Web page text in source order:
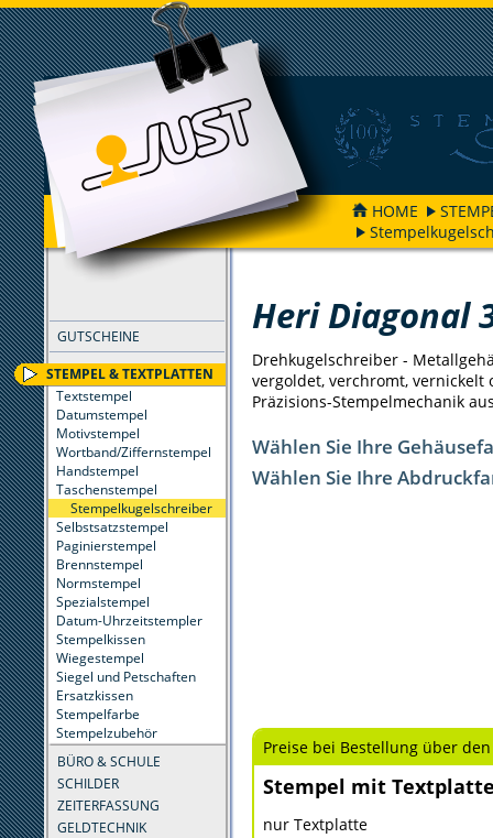
HOME
GUTSCHEINE
STEMPEL & TEXTPLATTEN
Textstempel
Datumstempel
Motivstempel
Wortband/Ziffernstempel
Handstempel
Taschenstempel
Stempelkugelschreiber
Selbstsatzstempel
Paginierstempel
Brennstempel
Normstempel
Spezialstempel
Datum-Uhrzeitstempler
Stempelkissen
Wiegestempel
Siegel und Petschaften
Ersatzkissen
Stempelfarbe
Stempelzubehör
BÜRO & SCHULE
SCHILDER
ZEITERFASSUNG
GELDTECHNIK
FILTER
Heri Diagonal
Drehkugelschreiber -
vergoldet, verchromt, vernickelt
Präzisions-Stempelmechanik
Wählen Sie Ihre
Wählen Sie Ihre
Preise bei Bestellung über
Stempel mit
nur Textplatte